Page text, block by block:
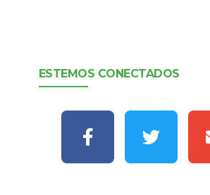
ESTEMOS CONECTADOS